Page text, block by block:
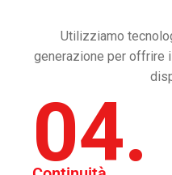
Utilizziamo
generazione per offrire
04.